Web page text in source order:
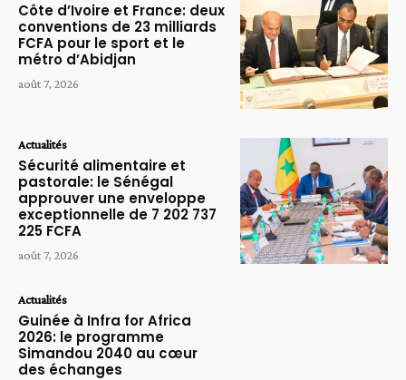
Côte d’Ivoire et France: deux
conventions de 23 milliards
FCFA pour le sport et le
métro d’Abidjan
août 7, 2026
Actualités
Sécurité alimentaire et
pastorale: le Sénégal
approuver une enveloppe
exceptionnelle de 7 202 737
225 FCFA
août 7, 2026
Actualités
Guinée à Infra for Africa
2026: le programme
Simandou 2040 au cœur
des échanges